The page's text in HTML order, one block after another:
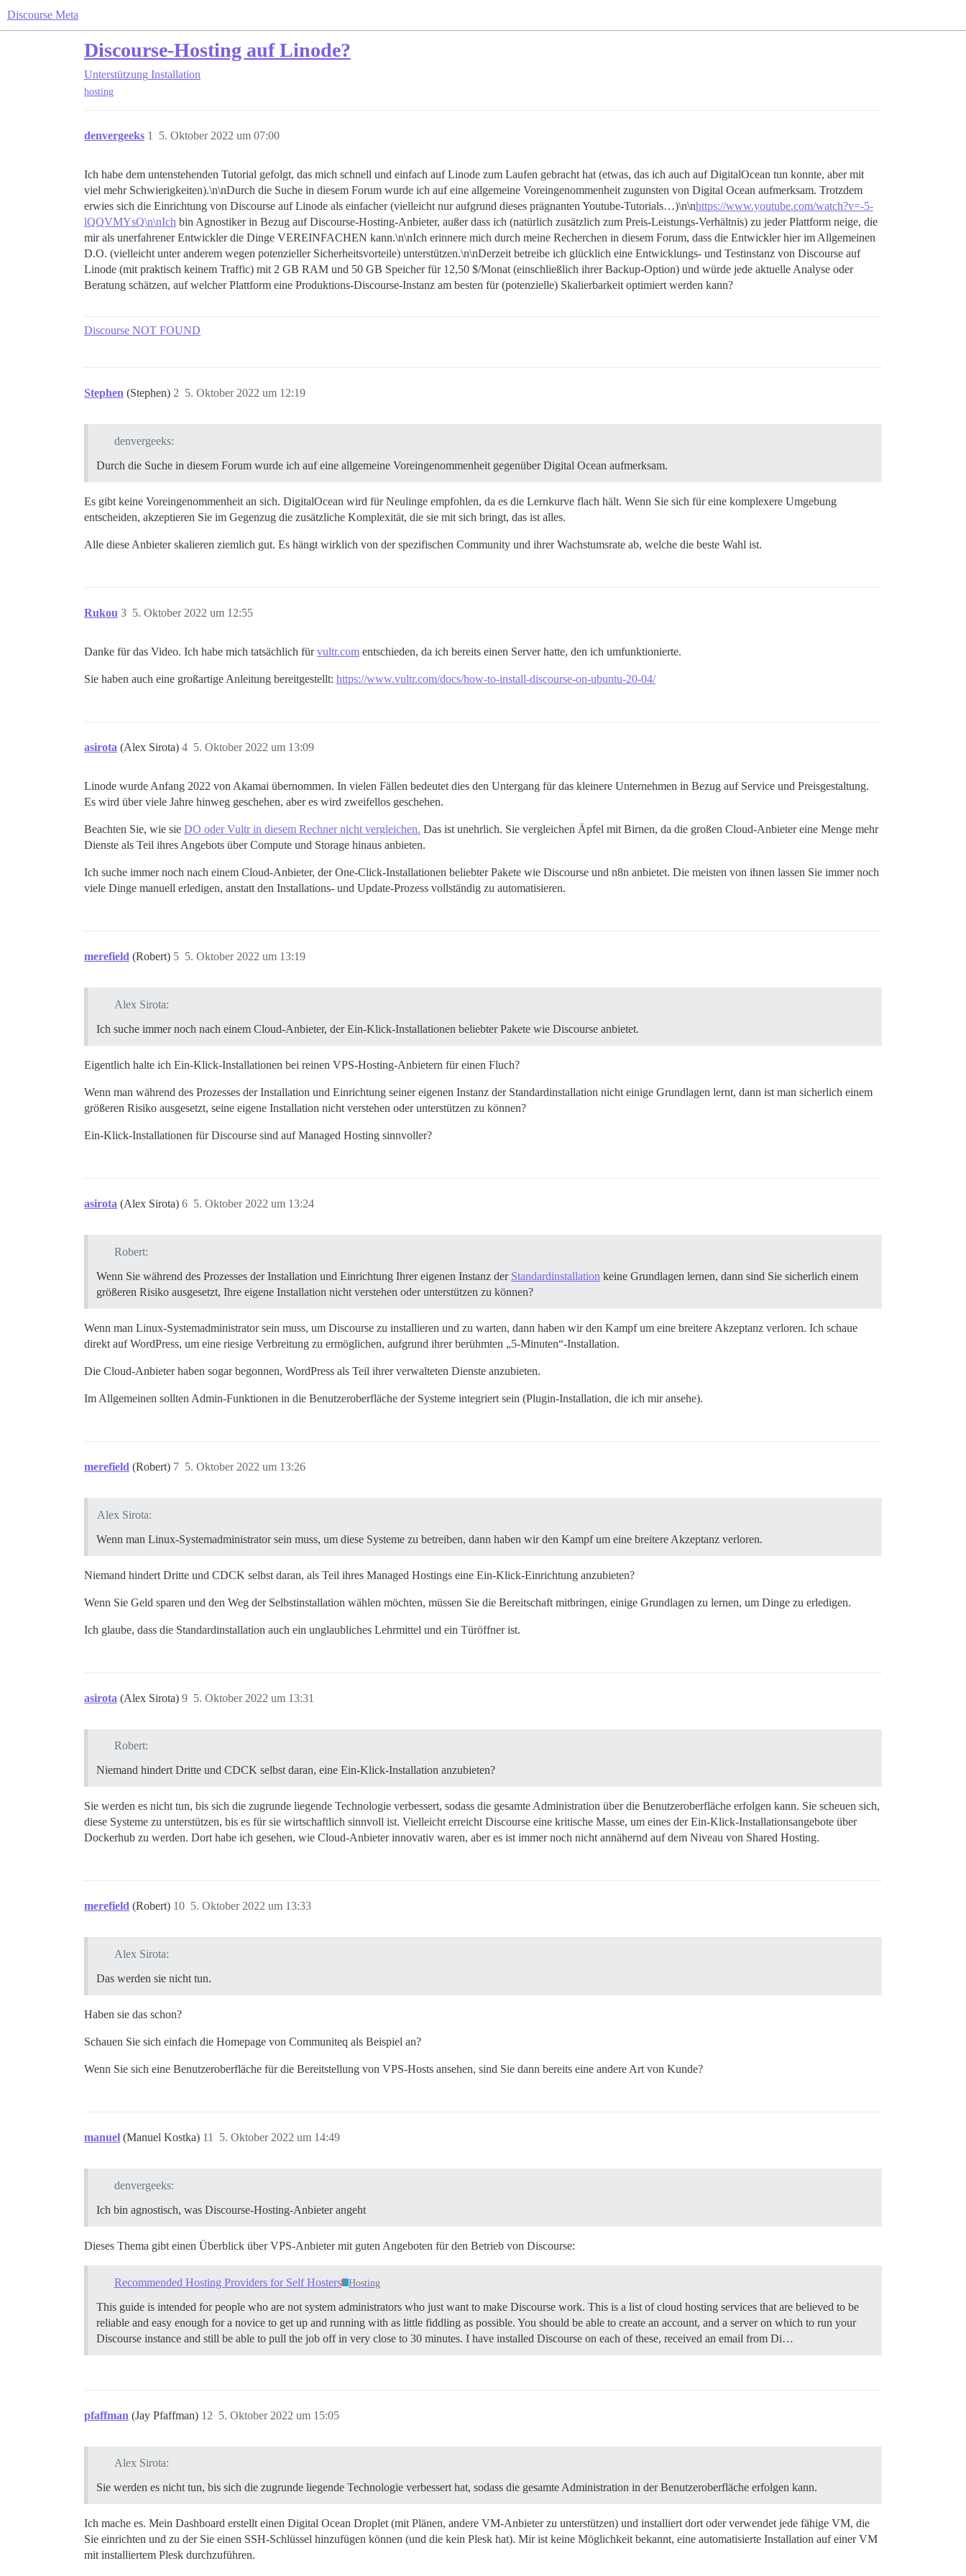
Discourse Meta
Discourse-Hosting auf Linode?
Unterstützung Installation
hosting
denvergeeks 5. Oktober 2022 um 07:00
1
Ich habe dem untenstehenden Tutorial gefolgt, das mich schnell und einfach auf Linode zum Laufen gebracht hat (etwas, das ich auch auf DigitalOcean tun konnte, aber mit
viel mehr Schwierigkeiten).\n\nDurch die Suche in diesem Forum wurde ich auf eine allgemeine Voreingenommenheit zugunsten von Digital Ocean aufmerksam. Trotzdem
erwies sich die Einrichtung von Discourse auf Linode als einfacher (vielleicht nur aufgrund dieses prägnanten Youtube-Tutorials…)\n\nhttps://www.youtube.com/watch?v=-5-
lQQVMYsQ\n\nIch bin Agnostiker in Bezug auf Discourse-Hosting-Anbieter, außer dass ich (natürlich zusätzlich zum Preis-Leistungs-Verhältnis) zu jeder Plattform neige, die
mir als unerfahrener Entwickler die Dinge VEREINFACHEN kann.\n\nIch erinnere mich durch meine Recherchen in diesem Forum, dass die Entwickler hier im Allgemeinen
D.O. (vielleicht unter anderem wegen potenzieller Sicherheitsvorteile) unterstützen.\n\nDerzeit betreibe ich glücklich eine Entwicklungs- und Testinstanz von Discourse auf
Linode (mit praktisch keinem Traffic) mit 2 GB RAM und 50 GB Speicher für 12,50 $/Monat (einschließlich ihrer Backup-Option) und würde jede aktuelle Analyse oder
Beratung schätzen, auf welcher Plattform eine Produktions-Discourse-Instanz am besten für (potenzielle) Skalierbarkeit optimiert werden kann?
Discourse NOT FOUND
Stephen (Stephen) 5. Oktober 2022 um 12:19
2
denvergeeks:
Durch die Suche in diesem Forum wurde ich auf eine allgemeine Voreingenommenheit gegenüber Digital Ocean aufmerksam.
Es gibt keine Voreingenommenheit an sich. DigitalOcean wird für Neulinge empfohlen, da es die Lernkurve flach hält. Wenn Sie sich für eine komplexere Umgebung
entscheiden, akzeptieren Sie im Gegenzug die zusätzliche Komplexität, die sie mit sich bringt, das ist alles.
Alle diese Anbieter skalieren ziemlich gut. Es hängt wirklich von der spezifischen Community und ihrer Wachstumsrate ab, welche die beste Wahl ist.
Rukou 5. Oktober 2022 um 12:55
3
Danke für das Video. Ich habe mich tatsächlich fürvultr.com entschieden, da ich bereits einen Server hatte, den ich umfunktionierte.
Sie haben auch eine großartige Anleitung bereitgestellt: https://www.vultr.com/docs/how-to-install-discourse-on-ubuntu-20-04/
asirota (Alex Sirota) 5. Oktober 2022 um 13:09
4
Linode wurde Anfang 2022 von Akamai übernommen. In vielen Fällen bedeutet dies den Untergang für das kleinere Unternehmen in Bezug auf Service und Preisgestaltung.
Es wird über viele Jahre hinweg geschehen, aber es wird zweifellos geschehen.
Beachten Sie, wie sie DO oder Vultr in diesem Rechner nicht vergleichen. Das ist unehrlich. Sie vergleichen Äpfel mit Birnen, da die großen Cloud-Anbieter eine Menge mehr
Dienste als Teil ihres Angebots über Compute und Storage hinaus anbieten.
Ich suche immer noch nach einem Cloud-Anbieter, der One-Click-Installationen beliebter Pakete wie Discourse und n8n anbietet. Die meisten von ihnen lassen Sie immer noch
viele Dinge manuell erledigen, anstatt den Installations- und Update-Prozess vollständig zu automatisieren.
merefield (Robert) 5. Oktober 2022 um 13:19
5
Alex Sirota:
Ich suche immer noch nach einem Cloud-Anbieter, der Ein-Klick-Installationen beliebter Pakete wie Discourse anbietet.
Eigentlich halte ich Ein-Klick-Installationen bei reinen VPS-Hosting-Anbietern für einen Fluch?
Wenn man während des Prozesses der Installation und Einrichtung seiner eigenen Instanz der Standardinstallation nicht einige Grundlagen lernt, dann ist man sicherlich einem
größeren Risiko ausgesetzt, seine eigene Installation nicht verstehen oder unterstützen zu können?
Ein-Klick-Installationen für Discourse sind auf Managed Hosting sinnvoller?
asirota (Alex Sirota) 5. Oktober 2022 um 13:24
6
Robert:
Wenn Sie während des Prozesses der Installation und Einrichtung Ihrer eigenen Instanz der Standardinstallation keine Grundlagen lernen, dann sind Sie sicherlich einem
größeren Risiko ausgesetzt, Ihre eigene Installation nicht verstehen oder unterstützen zu können?
Wenn man Linux-Systemadministrator sein muss, um Discourse zu installieren und zu warten, dann haben wir den Kampf um eine breitere Akzeptanz verloren. Ich schaue
direkt auf WordPress, um eine riesige Verbreitung zu ermöglichen, aufgrund ihrer berühmten „5-Minuten“-Installation.
Die Cloud-Anbieter haben sogar begonnen, WordPress als Teil ihrer verwalteten Dienste anzubieten.
Im Allgemeinen sollten Admin-Funktionen in die Benutzeroberfläche der Systeme integriert sein (Plugin-Installation, die ich mir ansehe).
merefield (Robert) 5. Oktober 2022 um 13:26
7
Alex Sirota:
Wenn man Linux-Systemadministrator sein muss, um diese Systeme zu betreiben, dann haben wir den Kampf um eine breitere Akzeptanz verloren.
Niemand hindert Dritte und CDCK selbst daran, als Teil ihres Managed Hostings eine Ein-Klick-Einrichtung anzubieten?
Wenn Sie Geld sparen und den Weg der Selbstinstallation wählen möchten, müssen Sie die Bereitschaft mitbringen, einige Grundlagen zu lernen, um Dinge zu erledigen.
Ich glaube, dass die Standardinstallation auch ein unglaubliches Lehrmittel und ein Türöffner ist.
asirota (Alex Sirota) 5. Oktober 2022 um 13:31
9
Robert:
Niemand hindert Dritte und CDCK selbst daran, eine Ein-Klick-Installation anzubieten?
Sie werden es nicht tun, bis sich die zugrunde liegende Technologie verbessert, sodass die gesamte Administration über die Benutzeroberfläche erfolgen kann. Sie scheuen sich,
diese Systeme zu unterstützen, bis es für sie wirtschaftlich sinnvoll ist. Vielleicht erreicht Discourse eine kritische Masse, um eines der Ein-Klick-Installationsangebote über
Dockerhub zu werden. Dort habe ich gesehen, wie Cloud-Anbieter innovativ waren, aber es ist immer noch nicht annähernd auf dem Niveau von Shared Hosting.
merefield (Robert) 5. Oktober 2022 um 13:33
10
Alex Sirota:
Das werden sie nicht tun.
Haben sie das schon?
Schauen Sie sich einfach die Homepage von Communiteq als Beispiel an?
Wenn Sie sich eine Benutzeroberfläche für die Bereitstellung von VPS-Hosts ansehen, sind Sie dann bereits eine andere Art von Kunde?
manuel (Manuel Kostka) 5. Oktober 2022 um 14:49
11
denvergeeks:
Ich bin agnostisch, was Discourse-Hosting-Anbieter angeht
Dieses Thema gibt einen Überblick über VPS-Anbieter mit guten Angeboten für den Betrieb von Discourse:
Recommended Hosting Providers for Self Hosters Hosting
This guide is intended for people who are not system administrators who just want to make Discourse work. This is a list of cloud hosting services that are believed to be
reliable and easy enough for a novice to get up and running with as little fiddling as possible. You should be able to create an account, and a server on which to run your
Discourse instance and still be able to pull the job off in very close to 30 minutes. I have installed Discourse on each of these, received an email from Di…
pfaffman (Jay Pfaffman) 5. Oktober 2022 um 15:05
12
Alex Sirota:
Sie werden es nicht tun, bis sich die zugrunde liegende Technologie verbessert hat, sodass die gesamte Administration in der Benutzeroberfläche erfolgen kann.
Ich mache es. Mein Dashboard erstellt einen Digital Ocean Droplet (mit Plänen, andere VM-Anbieter zu unterstützen) und installiert dort oder verwendet jede fähige VM, die
Sie einrichten und zu der Sie einen SSH-Schlüssel hinzufügen können (und die kein Plesk hat). Mir ist keine Möglichkeit bekannt, eine automatisierte Installation auf einer VM
mit installiertem Plesk durchzuführen.